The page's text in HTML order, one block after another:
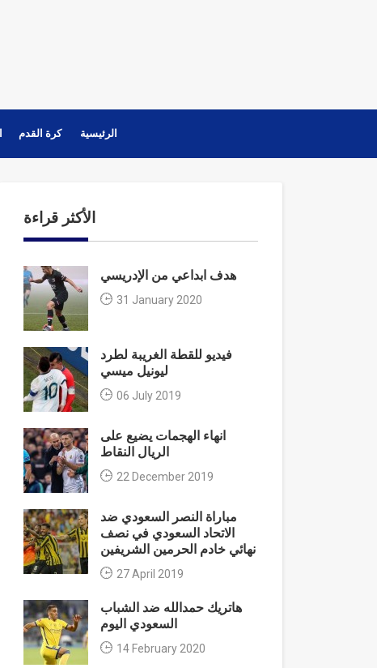
كرة القدم الرئيسية
الأكثر قراءة
هدف ابداعي من الإدريسي
31 January 2020
فيديو للقطة الغريبة لطرد
ليونيل ميسي
06 July 2019
انهاء الهجمات يضيع على
الريال النقاط
22 December 2019
مباراة النصر السعودي ضد
الاتحاد السعودي في نصف
نهائي خادم الحرمين الشريفين
27 April 2019
هاتريك حمدالله ضد الشباب
السعودي اليوم
14 February 2020